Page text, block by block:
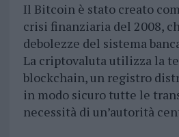
Il Bitcoin è stato creato
crisi finanziaria del 2008,
debolezze del sistema
La criptovaluta utilizza la
blockchain, un registro
in modo sicuro tutte le
necessità di un’autorità